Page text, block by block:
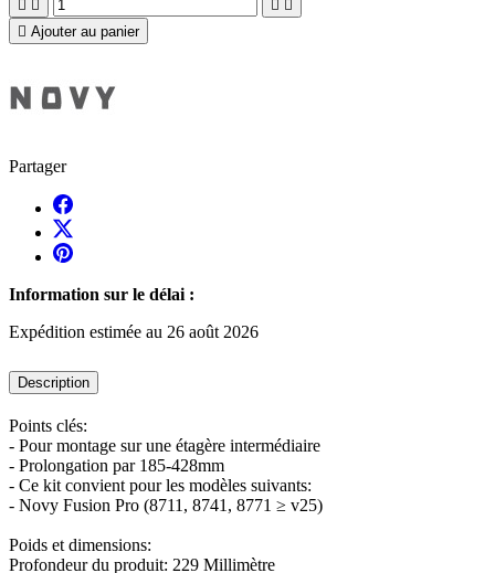
   
 Ajouter au panier
Partager
Information sur le délai :
Expédition estimée au 26 août 2026
Description
Points clés:
- Pour montage sur une étagère intermédiaire
- Prolongation par 185-428mm
- Ce kit convient pour les modèles suivants:
- Novy Fusion Pro (8711, 8741, 8771 ≥ v25)
Poids et dimensions:
Profondeur du produit: 229 Millimètre